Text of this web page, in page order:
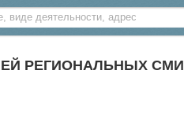
РЕГИОНАЛЬНЫХ СМИ